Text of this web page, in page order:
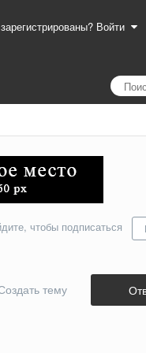
Войти
чтобы подписаться
тему